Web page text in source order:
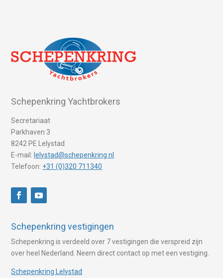
Schepenkring Yachtbrokers
Secretariaat
Parkhaven 3
8242 PE Lelystad
E-mail: lelystad@schepenkring.nl
Telefoon: +31 (0)320 711340
Schepenkring vestigingen
Schepenkring is verdeeld over 7 vestigingen die verspreid zijn
over heel Nederland. Neem direct contact op met een vestiging.
Schepenkring Lelystad